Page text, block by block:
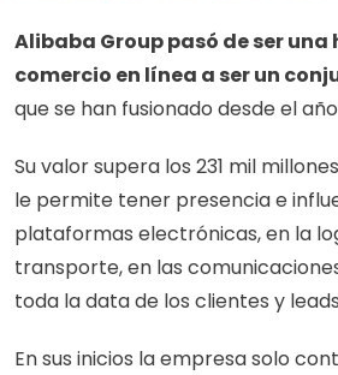
Alibaba Group pasó de ser
comercio en línea a ser un
que se han fusionado desde el
Su valor supera los 231 mil
le permite tener presencia e
plataformas electrónicas, en la
transporte, en las
toda la data de los clientes y
En sus inicios la empresa solo